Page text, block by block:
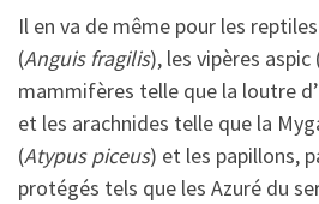
Il en va de même pour les
(Anguis fragilis), les vipères aspic
mammifères telle que la loutre
et les arachnides telle que la
(Atypus piceus) et les papillons,
protégés tels que les Azuré du